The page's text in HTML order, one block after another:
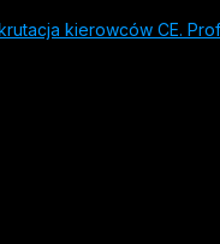
kierowców CE.